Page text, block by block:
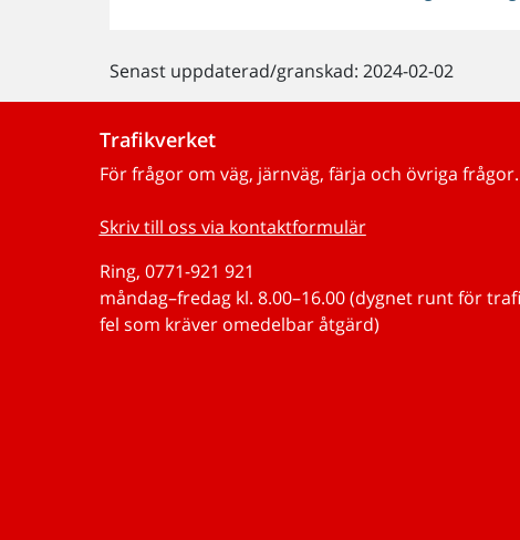
Senast uppdaterad/granskad: 2024-02-02
Trafikverket
För frågor om väg, järnväg, färja och övriga frågor.
Skriv till oss via kontaktformulär
Ring, 0771-921 921
måndag–fredag kl. 8.00–16.00 (dygnet runt för
fel som kräver omedelbar åtgärd)